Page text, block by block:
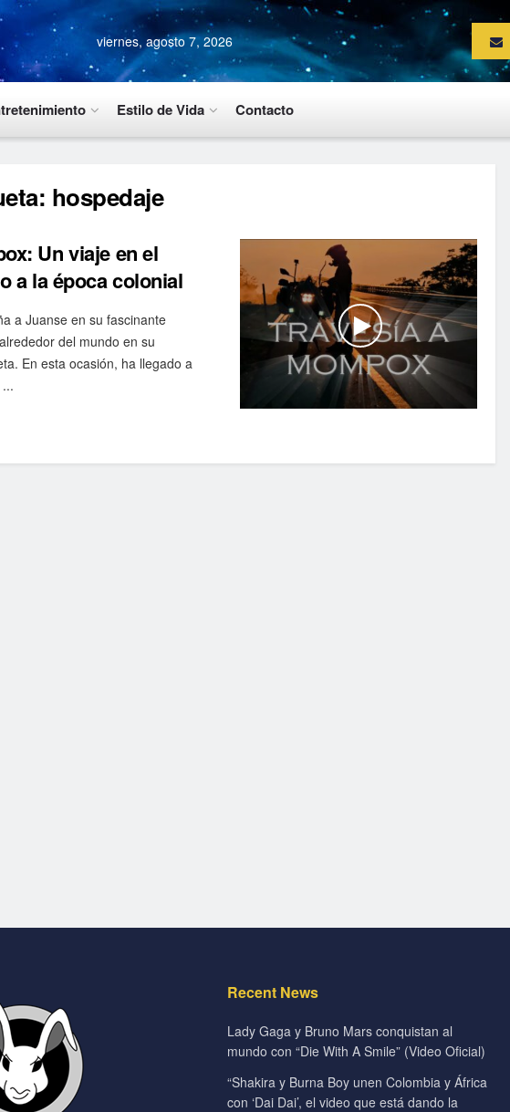
viernes, agosto 7, 2026
Estilo de Vida Contacto
hospedaje
Un viaje en el
a la época colonial
a Juanse en su fascinante
del mundo en su
En esta ocasión, ha llegado a
Recent News
Lady Gaga y Bruno Mars conquistan al
mundo con “Die With A Smile” (Video Oficial)
“Shakira y Burna Boy unen Colombia y África
con ‘Dai Dai’, el video que está dando la